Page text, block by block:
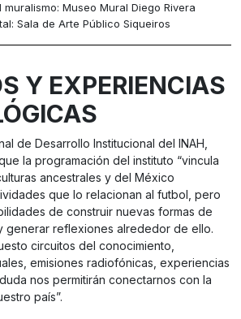
muralismo: Museo Mural Diego Rivera
Sala de Arte Público Siqueiros
Y EXPERIENCIAS
de Desarrollo Institucional del INAH,
la programación del instituto “vincula
ancestrales y del México
que lo relacionan al futbol, pero
de construir nuevas formas de
generar reflexiones alrededor de ello.
circuitos del conocimiento,
emisiones radiofónicas, experiencias
nos permitirán conectarnos con la
país”.